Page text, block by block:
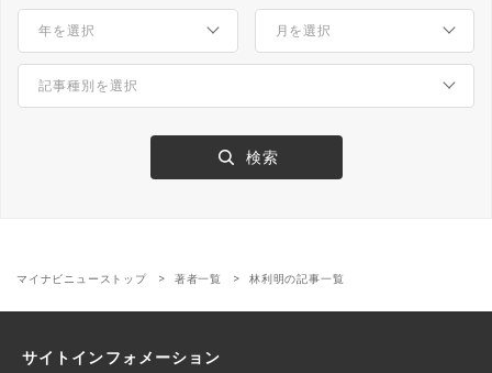
マイナビニューストップ 著者一覧 林利明の記事一覧
サイトインフォメーション